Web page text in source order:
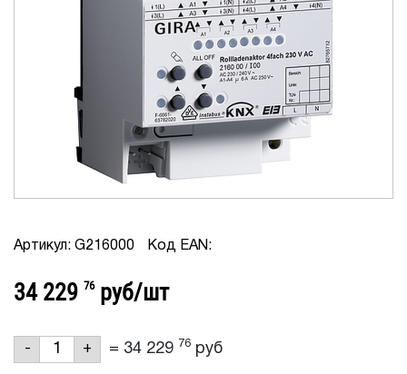
Артикул: G216000 Код EAN:
34 229 76 руб/шт
- + = 34 229 76 руб